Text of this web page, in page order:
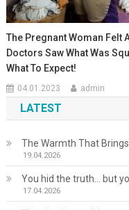
The Pregnant Woman Felt
Doctors Saw What Was
What To Expect!
04.01.2023 admin
LATEST
The Warmth That
19.04.2026
You hid the truth… but
17.04.2026